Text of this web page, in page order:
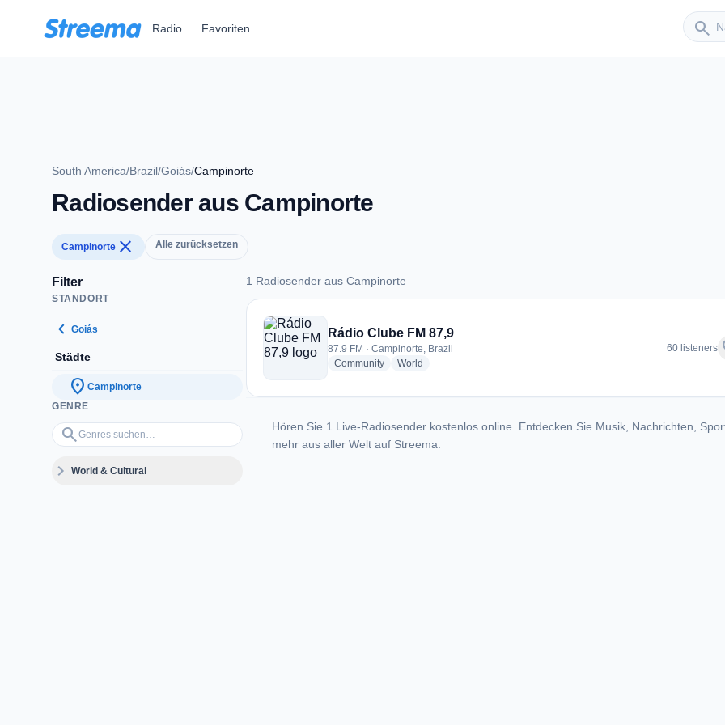
Radio Favoriten search
Sender
South America/Brazil/Goiás/Campinorte
Radiosender aus Campinorte
Campinorte close Alle zurücksetzen
Filter
STANDORT
chevron_left Goiás
Städte
location_on Campinorte
GENRE
search
Genres suchen…
expand_moreWorld & Cultural
1 Radiosender aus Campinorte
1 Radiosender aus Campinorte
Rádio Clube FM 87,9
87.9 FM · Campinorte, Brazil
Communityradio stations
World
60 listeners
Hören Sie 1 Live-Radiosender kostenlos online. Entdecken Sie Musik, Nachrichten,
mehr aus aller Welt auf Streema.